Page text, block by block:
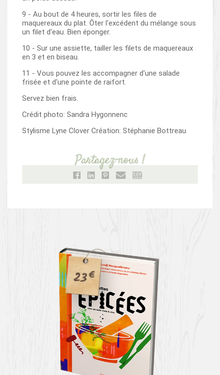
9 - Au bout de 4 heures, sortir les files de
maquereaux du plat. Ôter l'excédent du mélange sous
un filet d'eau. Bien éponger.
10 - Sur une assiette, tailler les filets de maquereaux
en 3 et en biseau.
11 - Vous pouvez les accompagner d'une salade
frisée et d'une pointe de raifort.
Servez bien frais.
Crédit photo: Sandra Hygonnenc
Stylisme Lyne Clover Création: Stéphanie Bottreau
23€